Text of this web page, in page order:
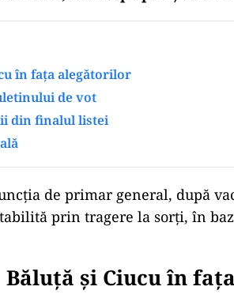
în fața alegătorilor
de vot
din finalul listei